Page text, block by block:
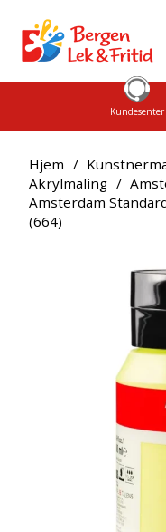
Kundesenter
Hjem /
Akrylmaling /
Amsterdam
(664)